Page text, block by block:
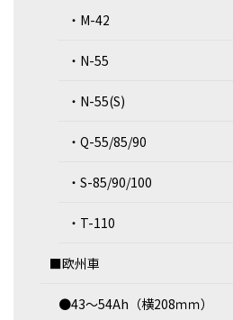
・M-42
・N-55
・N-55(S)
・Q-55/85/90
・S-85/90/100
・T-110
■欧州車
●43～54Ah（横208ｍｍ）